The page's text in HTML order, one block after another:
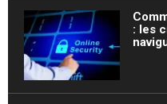
: les